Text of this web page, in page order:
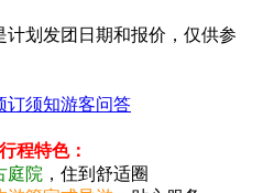
计划发团日期和报价，仅供参
订须知游客问答
程特色：
庭院 ，住到舒适圈